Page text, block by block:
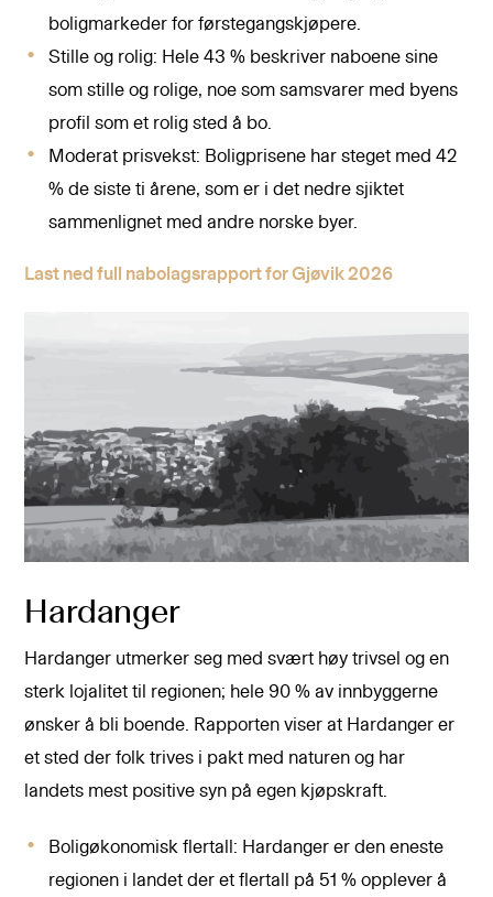
boligmarkeder for førstegangskjøpere.
Stille og rolig: Hele 43 % beskriver naboene sine
som stille og rolige, noe som samsvarer med byens
profil som et rolig sted å bo.
Moderat prisvekst: Boligprisene har steget med 42
% de siste ti årene, som er i det nedre sjiktet
sammenlignet med andre norske byer.
Last ned full nabolagsrapport for Gjøvik 2026
Hardanger
Hardanger utmerker seg med svært høy trivsel og en
sterk lojalitet til regionen; hele 90 % av innbyggerne
ønsker å bli boende. Rapporten viser at Hardanger er
et sted der folk trives i pakt med naturen og har
landets mest positive syn på egen kjøpskraft.
Boligøkonomisk flertall: Hardanger er den eneste
regionen i landet der et flertall på 51 % opplever å